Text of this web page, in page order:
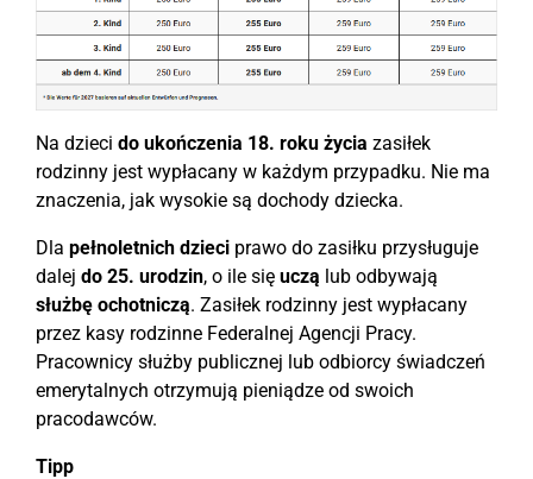
Na dzieci do ukończenia 18. roku życia zasiłek
rodzinny jest wypłacany w każdym przypadku. Nie ma
znaczenia, jak wysokie są dochody dziecka.
Dla pełnoletnich dzieci prawo do zasiłku przysługuje
dalej do 25. urodzin, o ile się uczą lub odbywają
służbę ochotniczą. Zasiłek rodzinny jest wypłacany
przez kasy rodzinne Federalnej Agencji Pracy.
Pracownicy służby publicznej lub odbiorcy świadczeń
emerytalnych otrzymują pieniądze od swoich
pracodawców.
Tipp